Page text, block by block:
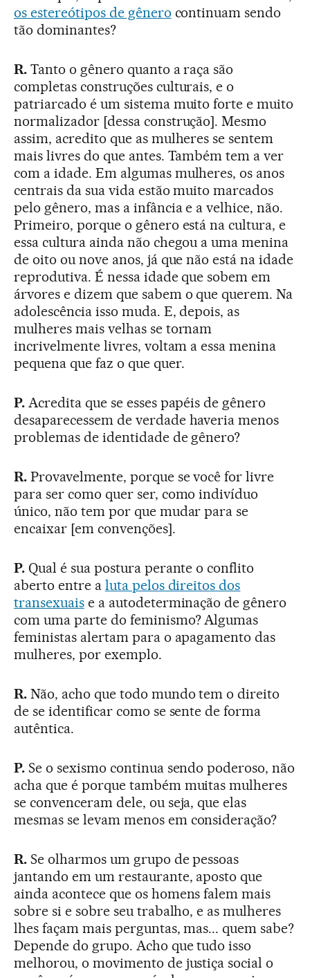
os estereótipos de gênero continuam sendo
tão dominantes?
R. Tanto o gênero quanto a raça são
completas construções culturais, e o
patriarcado é um sistema muito forte e muito
normalizador [dessa construção]. Mesmo
assim, acredito que as mulheres se sentem
mais livres do que antes. Também tem a ver
com a idade. Em algumas mulheres, os anos
centrais da sua vida estão muito marcados
pelo gênero, mas a infância e a velhice, não.
Primeiro, porque o gênero está na cultura, e
essa cultura ainda não chegou a uma menina
de oito ou nove anos, já que não está na idade
reprodutiva. É nessa idade que sobem em
árvores e dizem que sabem o que querem. Na
adolescência isso muda. E, depois, as
mulheres mais velhas se tornam
incrivelmente livres, voltam a essa menina
pequena que faz o que quer.
P. Acredita que se esses papéis de gênero
desaparecessem de verdade haveria menos
problemas de identidade de gênero?
R. Provavelmente, porque se você for livre
para ser como quer ser, como indivíduo
único, não tem por que mudar para se
encaixar [em convenções].
P. Qual é sua postura perante o conflito
aberto entre a luta pelos direitos dos
transexuaise a autodeterminação de gênero
com uma parte do feminismo? Algumas
feministas alertam para o apagamento das
mulheres, por exemplo.
R. Não, acho que todo mundo tem o direito
de se identificar como se sente de forma
autêntica.
P. Se o sexismo continua sendo poderoso, não
acha que é porque também muitas mulheres
se convenceram dele, ou seja, que elas
mesmas se levam menos em consideração?
R.Se olharmos um grupo de pessoas
jantando em um restaurante, aposto que
ainda acontece que os homens falem mais
sobre si e sobre seu trabalho, e as mulheres
lhes façam mais perguntas, mas... quem sabe?
Depende do grupo. Acho que tudo isso
melhorou, o movimento de justiça social o